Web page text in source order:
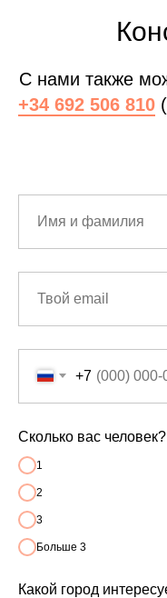
С нами также
+34 692 506 810
+7
Сколько вас человек?
1
2
3
Больше 3
Какой город